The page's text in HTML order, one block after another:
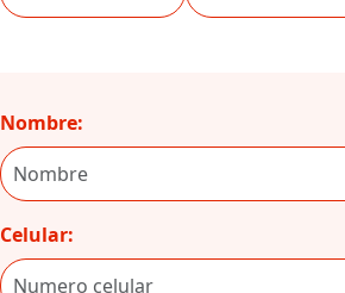
Nombre:
Celular: